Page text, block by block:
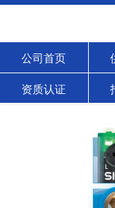
公司首页
资质认证